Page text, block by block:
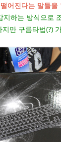
어진다는 말들을
하는 방식으로
만 구름타법(?)